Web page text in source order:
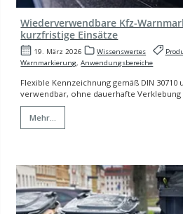
Wiederverwendbare Kfz-
kurzfristige Einsätze
19. März 2026 Wissenswertes
Warnmarkierung,Anwendungsbereiche
Flexible Kennzeichnung gemäß DIN 30710
verwendbar, ohne dauerhafte Verklebung
Mehr...